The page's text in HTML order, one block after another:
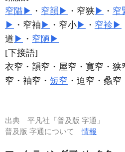
窄隘 ▶ ・ 窄韻 ▶ ・窄狭 ▶ ・ 窄
▶ ・窄袖 ▶ ・窄小 ▶ ・ 窄袗 ▶
道 ▶ ・ 窄陋 ▶
[下接語]
衣窄・韻窄・屋窄・寛窄・狭
窄・袖窄・ 短窄 ・迫窄・蠡窄
出典 平凡社「普及版 字通」
普及版 字通について情報